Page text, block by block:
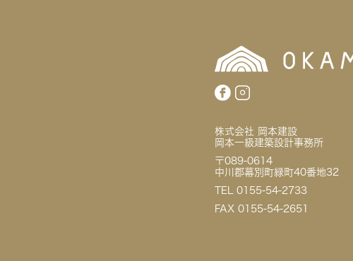
株式会社 岡本建設
岡本一級建築設計事務所
〒089-0614
中川郡幕別町緑町40番地32
TEL 0155-54-2733
FAX 0155-54-2651